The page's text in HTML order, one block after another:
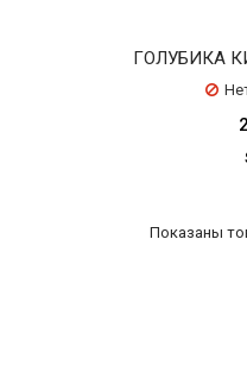
ГОЛУБИКА
Показаны